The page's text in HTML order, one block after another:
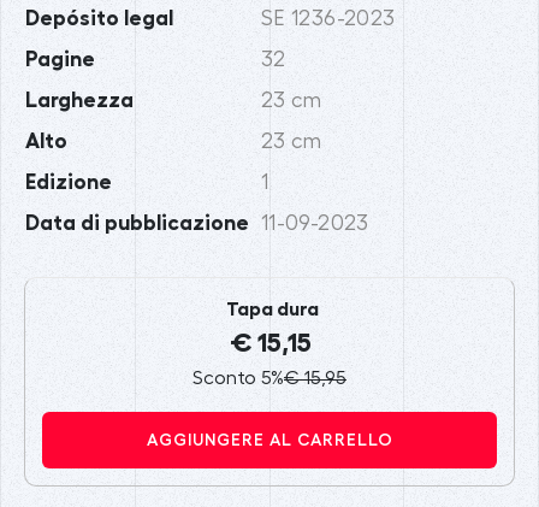
Depósito legal SE 1236-2023
Pagine 32
Larghezza 23 cm
Alto 23 cm
Edizione 1
Data di pubblicazione 11-09-2023
Tapa dura
€ 15,15
Sconto 5%€ 15,95
AGGIUNGERE AL CARRELLO